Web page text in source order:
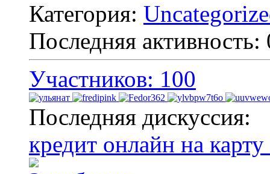
Категория:
Последняя
Участников: 100
Последняя дискуссия:
кредит онлайн на